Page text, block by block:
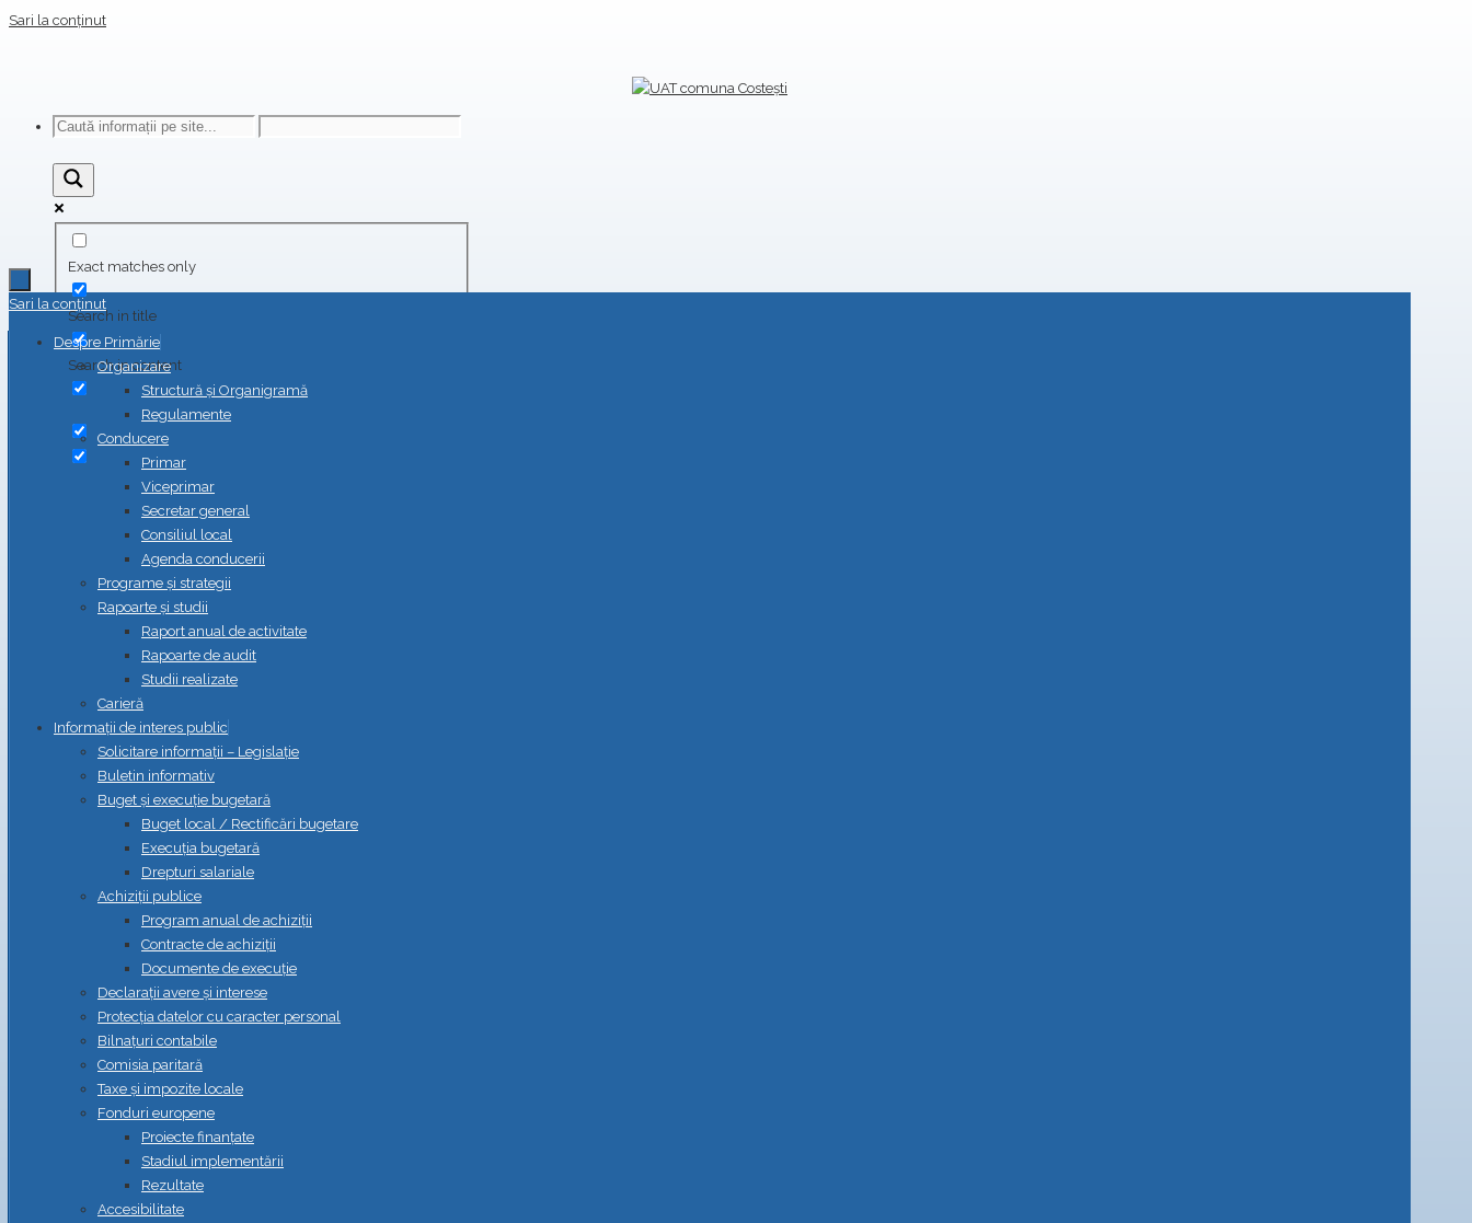
Sari la conținut
Exact matches only
Search in title
Search in content
Sari la conținut
Despre Primărie
Organizare
Structură și Organigramă
Regulamente
Conducere
Primar
Viceprimar
Secretar general
Consiliul local
Agenda conducerii
Programe și strategii
Rapoarte și studii
Raport anual de activitate
Rapoarte de audit
Studii realizate
Carieră
Informații de interes public
Solicitare informații – Legislație
Buletin informativ
Buget și execuție bugetară
Buget local / Rectificări bugetare
Execuția bugetară
Drepturi salariale
Achiziții publice
Program anual de achiziții
Contracte de achiziții
Documente de execuție
Declarații avere și interese
Protecția datelor cu caracter personal
Bilnațuri contabile
Comisia paritară
Taxe și impozite locale
Fonduri europene
Proiecte finanțate
Stadiul implementării
Rezultate
Accesibilitate